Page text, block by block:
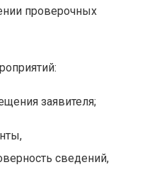
проверочных
заявителя;
сведений,